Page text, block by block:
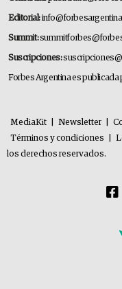
Editorial:
Summit:
Suscripciones:
Forbes Argentina es publicada
MediaKit Newsletter
Términos y condiciones
los derechos reservados.